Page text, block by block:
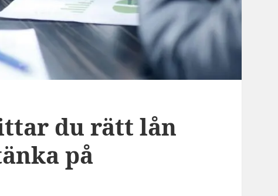
du rätt lån
på